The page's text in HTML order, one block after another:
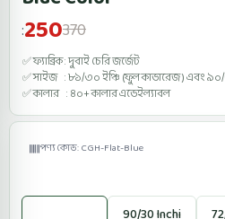
:250370
✅ ফ্যাব্রিক : দুবাই চেরি জর্জেট
✅ সাইজ : ৮১/৩০ ইঞ্চি (ফুল কাভারেজ ) এবং ৯০/
✅ কালার : ৪০+ কালার এভেইল্যাবল
পণ্য কোড: CGH-Flat-Blue
90/30 Inchi